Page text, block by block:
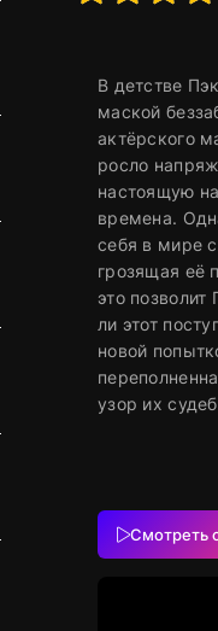
В детстве
маской
актёрского
росло
настоящую
времена.
себя в мире
грозящая её
это
ли этот
новой
узор их
Смотреть